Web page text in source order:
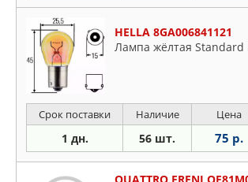
HELLA 8GA006841121
Лампа жёлтая Standard
Срок поставки Наличие Цена
1 дн. 56 шт. 75 р.